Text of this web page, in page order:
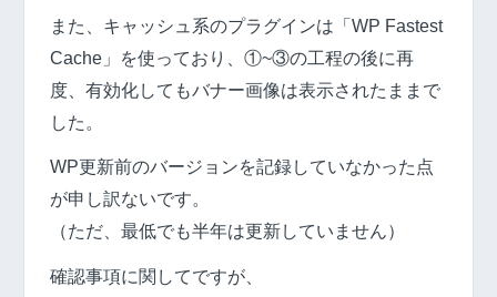
また、キャッシュ系のプラグインは「WP Fastest
Cache」を使っており、①~③の工程の後に再
度、有効化してもバナー画像は表示されたままで
した。
WP更新前のバージョンを記録していなかった点
が申し訳ないです。
（ただ、最低でも半年は更新していません）
確認事項に関してですが、